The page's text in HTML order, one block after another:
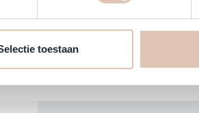
toestaan